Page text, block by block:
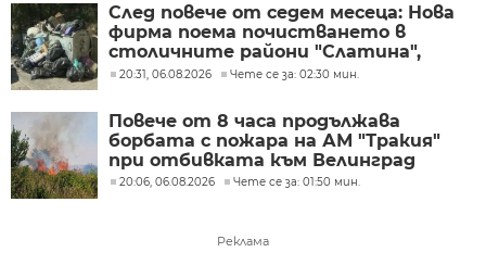
След повече от седем месеца: Нова
фирма поема почистването в
столичните райони "Слатина",
"Подуяне" и "Изгрев"
20:31, 06.08.2026 Чете се за: 02:30 мин.
Повече от 8 часа продължава
борбата с пожара на АМ "Тракия"
при отбивката към Велинград
20:06, 06.08.2026 Чете се за: 01:50 мин.
Реклама